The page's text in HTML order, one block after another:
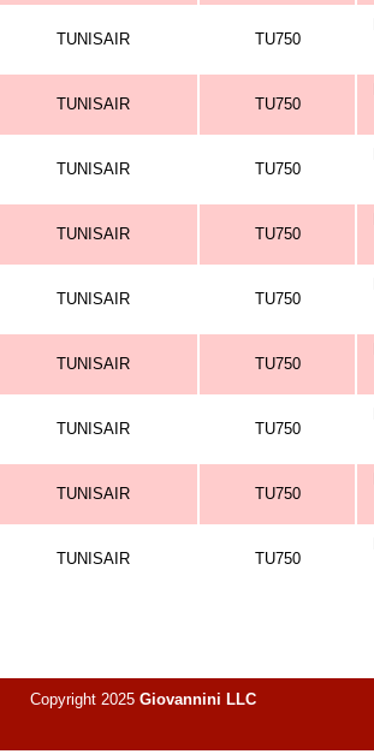
TUNISAIR TU750
TUNISAIR TU750
TUNISAIR TU750
TUNISAIR TU750
TUNISAIR TU750
TUNISAIR TU750
TUNISAIR TU750
TUNISAIR TU750
TUNISAIR TU750
Copyright 2025 Giovannini LLC